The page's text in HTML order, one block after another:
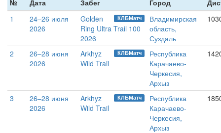
№ Дата Забег Город
1
24–26 июля
2026
КЛБМатч
Golden
Ring Ultra Trail 100
2026
Владимирская
область,
Суздаль
2
26–28 июня
2026
КЛБМатч
Arkhyz
Wild Trail
Республика
Карачаево-
Черкесия,
Архыз
3
26–28 июня
2026
КЛБМатч
Arkhyz
Wild Trail
Республика
Карачаево-
Черкесия,
Архыз